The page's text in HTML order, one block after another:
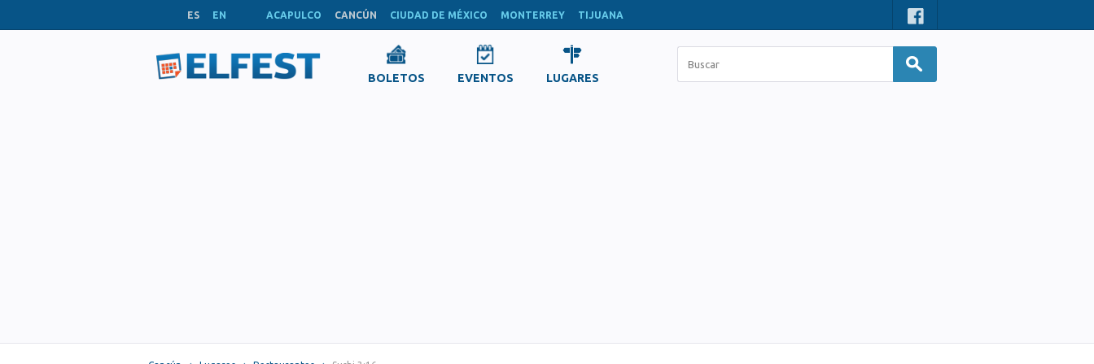
ES EN ACAPULCO CANCÚN CIUDAD DE MÉXICO MONTERREY TIJUANA
BOLETOS EVENTOS LUGARES